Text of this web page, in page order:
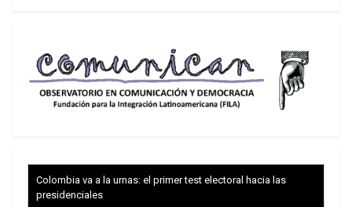
Colombia va a la urnas: el primer test electoral hacia las
presidenciales